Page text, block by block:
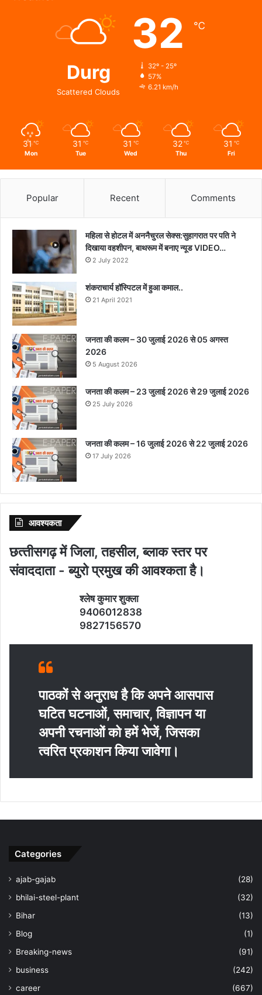
Durg
Scattered Clouds
32 ℃
32º - 25º
57%
6.21 km/h
31 ℃
Mon
31 ℃
Tue
31 ℃
Wed
32 ℃
Thu
31 ℃
Fri
Popular Recent Comments
महिला से होटल में अननैचुरल सेक्स:सुहागरात पर पति ने
दिखाया वहशीपन, बाथरूम में बनाए न्यूड VIDEO…
2 July 2022
शंकराचार्य हॉस्पिटल में हुआ कमाल..
21 April 2021
जनता की कलम – 30 जुलाई 2026 से 05 अगस्त
2026
5 August 2026
जनता की कलम – 23 जुलाई 2026 से 29 जुलाई 2026
25 July 2026
जनता की कलम – 16 जुलाई 2026 से 22 जुलाई 2026
17 July 2026
आवश्‍यकता
छत्‍तीसगढ़ में जिला, तहसील, ब्‍लाक स्‍तर पर
संवाददाता - ब्‍युरो प्रमुख की आवश्‍कता है।
श्‍लेष कुमार शुक्‍ला
9406012838
9827156570
पाठकों से अनुराध है कि अपने आसपास
घटित घटनाओं, समाचार, विज्ञापन या
अपनी रचनाओं को हमें भेजें, जिसका
त्‍वरित प्रकाशन किया जावेगा।
Categories
ajab-gajab
(28)
bhilai-steel-plant
(32)
Bihar
(13)
Blog
(1)
Breaking-news
(91)
business
(242)
career
(667)